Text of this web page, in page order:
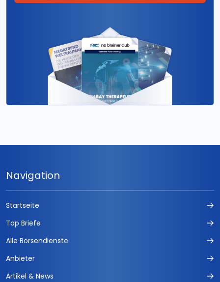
Navigation
Startseite
Top Briefe
Alle Börsendienste
Anbieter
Artikel & News